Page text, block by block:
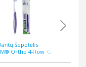
šepetėlis
Ortho 4-Row
Tarpdančių
GUM® Ortho